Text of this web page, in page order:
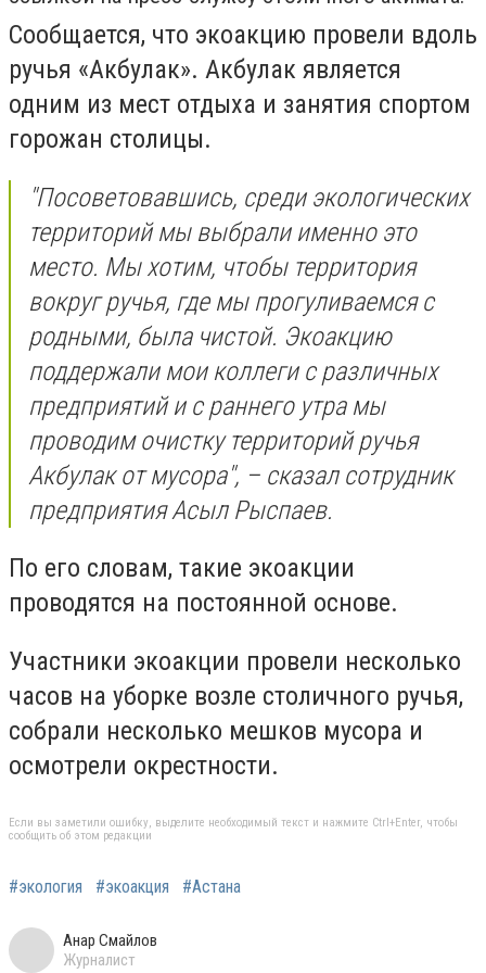
Cообщается, что экоакцию провели вдоль
ручья «Акбулак». Акбулак является
одним из мест отдыха и занятия спортом
горожан столицы.
"Посоветовавшись, среди экологических
территорий мы выбрали именно это
место. Мы хотим, чтобы территория
вокруг ручья, где мы прогуливаемся с
родными, была чистой. Экоакцию
поддержали мои коллеги с различных
предприятий и с раннего утра мы
проводим очистку территорий ручья
Акбулак от мусора", – сказал сотрудник
предприятия Асыл Рыспаев.
По его словам, такие экоакции
проводятся на постоянной основе.
Участники экоакции провели несколько
часов на уборке возле столичного ручья,
собрали несколько мешков мусора и
осмотрели окрестности.
Если вы заметили ошибку, выделите необходимый текст и нажмите Ctrl+Enter, чтобы
сообщить об этом редакции
#экология #экоакция #Астана
Анар Смайлов
Журналист